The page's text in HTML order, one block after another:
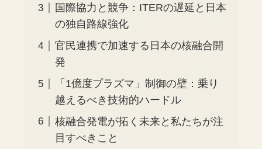
国際協力と競争：ITERの遅延と日本
の独自路線強化
官民連携で加速する日本の核融合開
発
「1億度プラズマ」制御の壁：乗り
越えるべき技術的ハードル
核融合発電が拓く未来と私たちが注
目すべきこと